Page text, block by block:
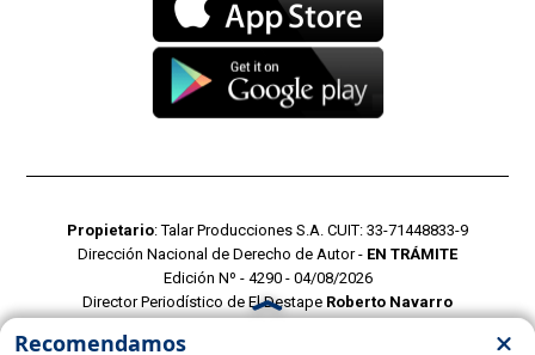
Propietario: Talar Producciones S.A. CUIT: 33-71448833-9
Dirección Nacional de Derecho de Autor - EN TRÁMITE
Edición Nº - 4290 - 04/08/2026
Director Periodístico de El Destape Roberto Navarro